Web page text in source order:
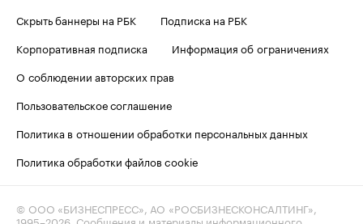
Скрыть баннеры на РБК
Подписка на РБК
Корпоративная подписка
Информация об ограничениях
О соблюдении авторских прав
Пользовательское соглашение
Политика в отношении обработки персональных данных
Политика обработки файлов cookie
© ООО «БИЗНЕСПРЕСС», АО «РОСБИЗНЕСКОНСАЛТИНГ»,
1995–2026 . Сообщения и материалы информационного